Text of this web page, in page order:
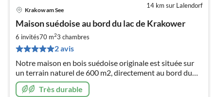
14 km sur Lalendorf
Krakow am See
Maison suédoise au bord du lac de Krakower
6 invités70 m23 chambres
2 avis
Notre maison en bois suédoise originale est située sur
un terrain naturel de 600 m2, directement au bord du
lac Krakower dans le Mecklembourg. De la véranda, il
n'y a pas 100m jusqu'à la jetée avec l'endroit pour se
Très durable